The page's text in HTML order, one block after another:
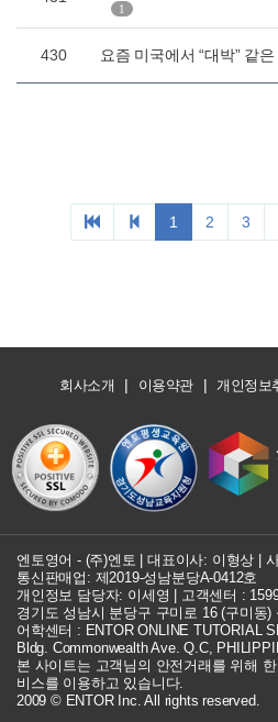
회사소개 | 이용약관 | 개인정보
엔토영어 - (주)엔토 | 대표이사: 이형상 |
통신판매업: 제2019-성남분당A-0412호
개인정보 담당자: 이세영 | 고객센터 :
경기도 성남시 분당구 구미로 16 (구미동
어학센터 : ENTOR ONLINE TUTORIAL
Bldg. Commonwealth Ave. Q.C,
본 사이트는 고객님의 안전거래를 위해
비스를 이용하고 있습니다.
2009 © ENTOR Inc. All rights reserved.